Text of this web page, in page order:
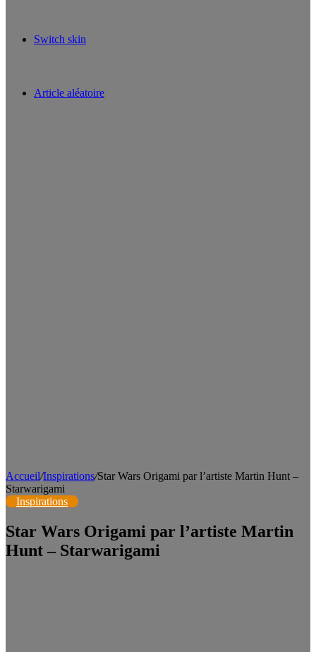
Switch skin
Article aléatoire
Accueil/Inspirations/Star Wars Origami par l’artiste Martin Hunt –
Starwarigami
Inspirations
Star Wars Origami par l’artiste Martin
Hunt – Starwarigami